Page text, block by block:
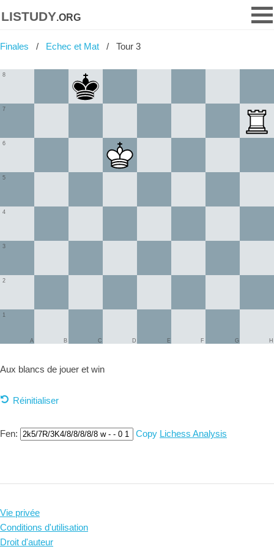
listudy.org
Finales Echec et Mat Tour 3
1
2
3
4
5
6
7
8
A B C D E F G H
Aux blancs de jouer et win
Réinitialiser
Fen: Copy Lichess Analysis
Vie privée
Conditions d'utilisation
Droit d'auteur